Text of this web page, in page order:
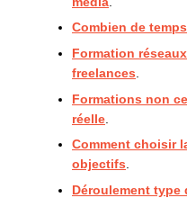
Combien de
Formation
freelances
Formations non
réelle
Comment choisir
objectifs
Déroulement